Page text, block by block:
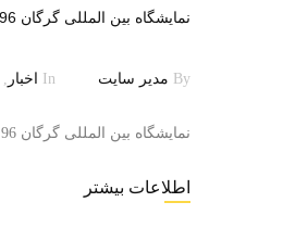
نمایشگاه بین المللی گرگان 96
By مدیر سایت In اخبار ,
نمایشگاه بین المللی گرگان 96
اطلاعات بیشتر